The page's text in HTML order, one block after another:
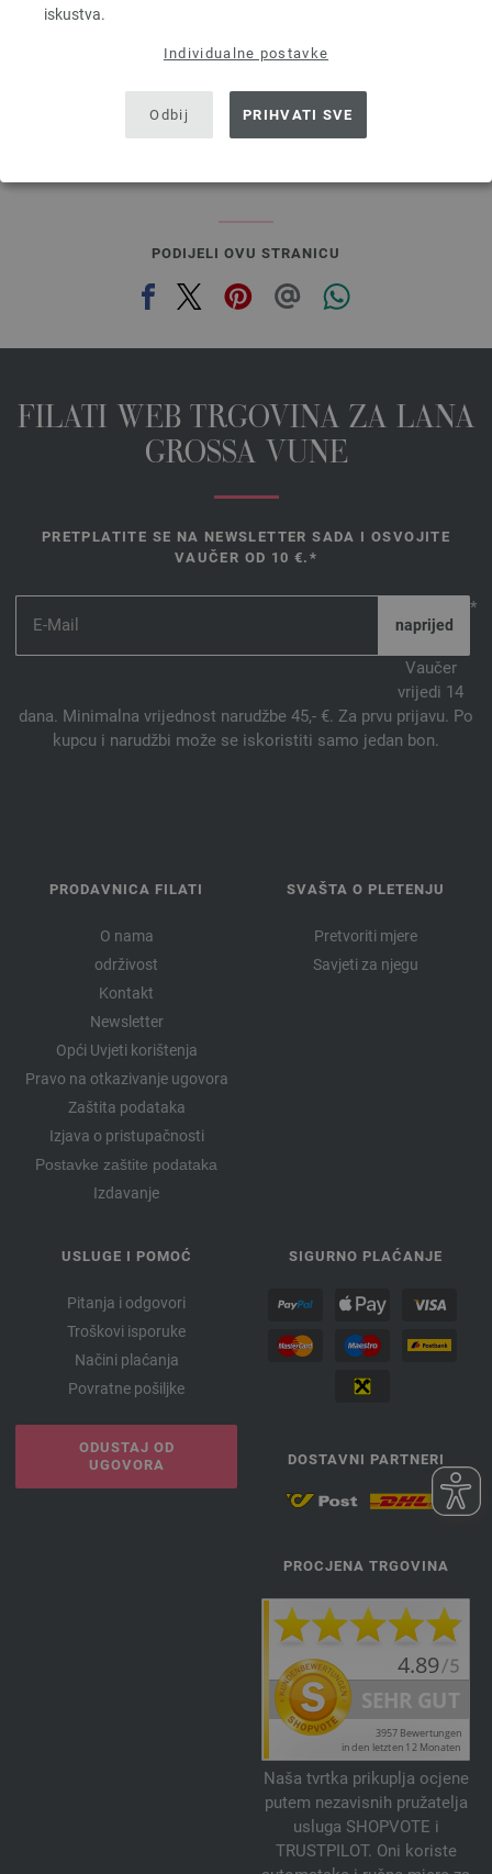
iskustva.
Individualne postavke
Odbij PRIHVATI SVE
9,76 $
next
PODIJELI OVU STRANICU
FILATI WEB TRGOVINA ZA LANA
GROSSA VUNE
PRETPLATITE SE NA NEWSLETTER SADA I OSVOJITE
VAUČER OD 10 €.*
*
Vaučer
vrijedi 14
dana. Minimalna vrijednost narudžbe 45,- €. Za prvu prijavu. Po
kupcu i narudžbi može se iskoristiti samo jedan bon.
PRODAVNICA FILATI
O nama
održivost
Kontakt
Newsletter
Opći Uvjeti korištenja
Pravo na otkazivanje ugovora
Zaštita podataka
Izjava o pristupačnosti
Postavke zaštite podataka
Izdavanje
SVAŠTA O PLETENJU
Pretvoriti mjere
Savjeti za njegu
USLUGE I POMOĆ
Pitanja i odgovori
Troškovi isporuke
Načini plaćanja
Povratne pošiljke
ODUSTAJ OD
UGOVORA
SIGURNO PLAĆANJE
DOSTAVNI PARTNERI
PROCJENA TRGOVINA
Naša tvrtka prikuplja ocjene
putem nezavisnih pružatelja
usluga SHOPVOTE i
TRUSTPILOT. Oni koriste